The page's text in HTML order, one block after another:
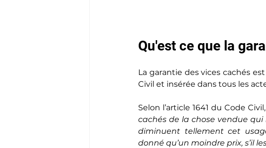
Qu'est ce que la
La garantie des vices cachés
Civil et insérée dans tous les
Selon l’article 1641 du Code Civil,
cachés de la chose vendue
diminuent tellement cet
donné qu’un moindre prix, s’il